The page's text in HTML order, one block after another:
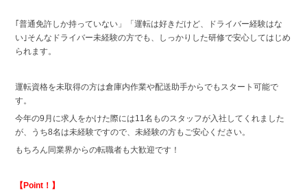
｢普通免許しか持っていない」「運転は好きだけど、ドライバー経験はな
い｣そんなドライバー未経験の方でも、しっかりした研修で安心してはじめ
られます。
運転資格を未取得の方は倉庫内作業や配送助手からでもスタート可能で
す。
今年の9月に求人をかけた際には11名ものスタッフが入社してくれました
が、うち8名は未経験ですので、未経験の方もご安心ください。
もちろん同業界からの転職者も大歓迎です！
【Point！】